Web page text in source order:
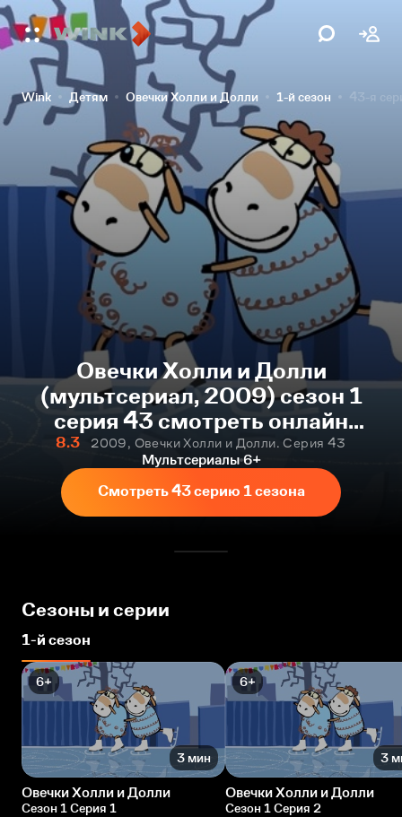
Wink Детям Овечки Холли и Долли 1-й сезон 43-я
Овечки Холли и Долли
(мультсериал, 2009) сезон 1
серия 43 смотреть онлайн
бесплатно
8.3
2009, Овечки Холли и Долли. Серия 43
Мультсериалы 6+
Смотреть 43 серию 1 сезона
Сезоны и серии
1-й сезон
6+
3 мин
Овечки Холли и Долли
Сезон 1 Серия 1
6+
3
Овечки Холли и Долли
Сезон 1 Серия 2